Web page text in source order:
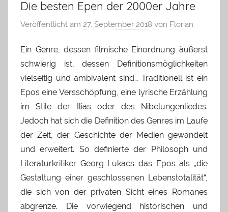
Die besten Epen der 2000er Jahre
Veröffentlicht am 27. September 2018 von Florian
Ein Genre, dessen filmische Einordnung äußerst
schwierig ist, dessen Definitionsmöglichkeiten
vielseitig und ambivalent sind… Traditionell ist ein
Epos eine Versschöpfung, eine lyrische Erzählung
im Stile der Ilias oder des Nibelungenliedes.
Jedoch hat sich die Definition des Genres im Laufe
der Zeit, der Geschichte der Medien gewandelt
und erweitert. So definierte der Philosoph und
Literaturkritiker Georg Lukacs das Epos als „die
Gestaltung einer geschlossenen Lebenstotalität“,
die sich von der privaten Sicht eines Romanes
abgrenze. Die vorwiegend historischen und